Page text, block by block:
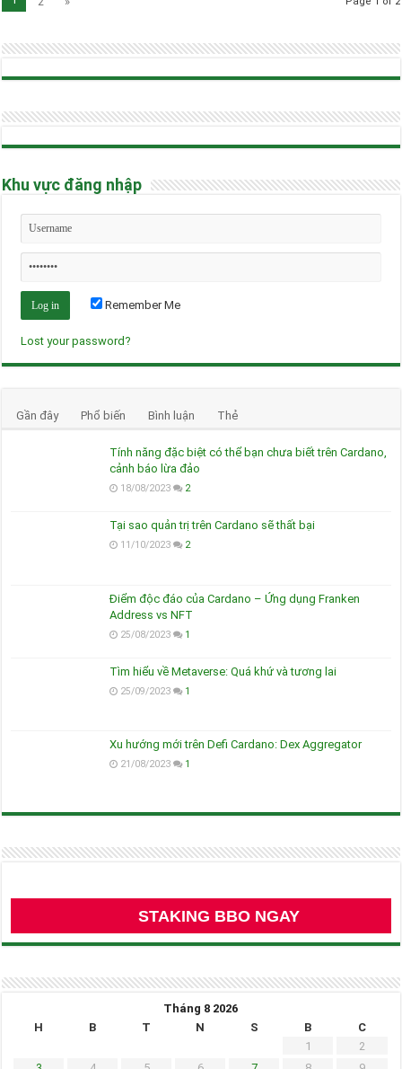
Khu vực đăng nhập
Remember Me
Lost your password?
Gần đây Phổ biến Bình luận Thẻ
Tính năng đặc biệt có thể bạn chưa biết trên Cardano,
cảnh báo lừa đảo
18/08/2023 2
Tại sao quản trị trên Cardano sẽ thất bại
11/10/2023 2
Điểm độc đáo của Cardano – Ứng dụng Franken
Address vs NFT
25/08/2023 1
Tìm hiểu về Metaverse: Quá khứ và tương lai
25/09/2023 1
Xu hướng mới trên Defi Cardano: Dex Aggregator
21/08/2023 1
STAKING BBO NGAY
Tháng 8 2026
H
B T N S B
C
1
2